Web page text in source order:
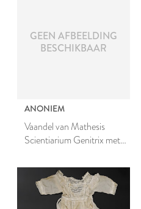
GEEN AFBEELDING
BESCHIKBAAR
ANONIEM
Vaandel van Mathesis
Scientiarium Genitrix met